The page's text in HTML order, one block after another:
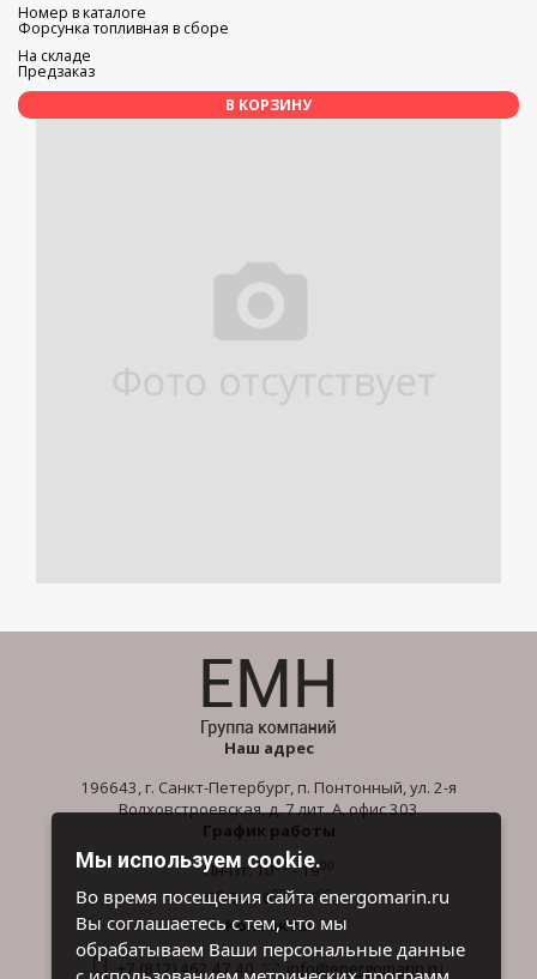
Номер в каталоге
Форсунка топливная в сборе
На складе
Предзаказ
В КОРЗИНУ
Наш адрес
196643, г. Санкт-Петербург, п. Понтонный, ул. 2-я
Волховстроевская, д. 7 лит. А, офис 303
График работы
Пн-Пт: 1000- 1900
Сб-Вс: 1000- 1600
Контакты
+7 (812) 462 47 40 info@energomarin.ru
Мы используем cookie.
Во время посещения сайта energomarin.ru
Вы соглашаетесь с тем, что мы
обрабатываем Ваши персональные данные